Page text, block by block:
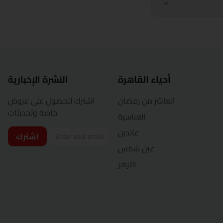
أحياء القاهرة
العاشر من رمضان
العباسية
عابدين
عين شمس
الأزهر
النشرة الإخبارية
اشترك للحصول على عروض
خاصة وتحديثات
اشترك